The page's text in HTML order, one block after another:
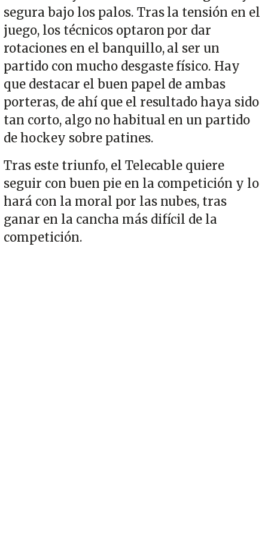
segura bajo los palos. Tras la tensión en el
juego, los técnicos optaron por dar
rotaciones en el banquillo, al ser un
partido con mucho desgaste físico. Hay
que destacar el buen papel de ambas
porteras, de ahí que el resultado haya sido
tan corto, algo no habitual en un partido
de hockey sobre patines.
Tras este triunfo, el Telecable quiere
seguir con buen pie en la competición y lo
hará con la moral por las nubes, tras
ganar en la cancha más difícil de la
competición.